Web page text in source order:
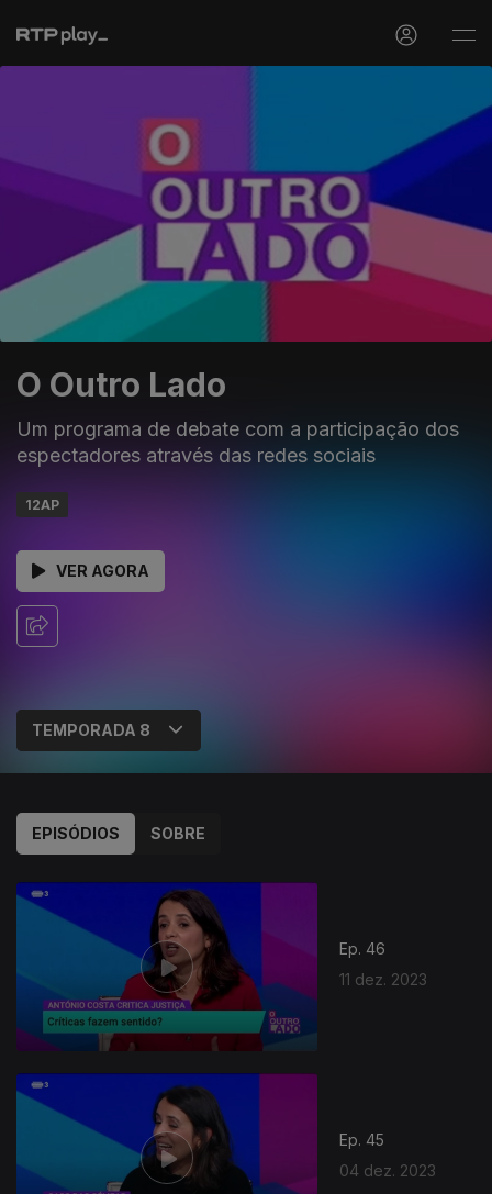
O Outro Lado
Um programa de debate com a participação dos
espectadores através das redes sociais
12AP
VER AGORA
EPISÓDIOS SOBRE
Ep. 46
11 dez. 2023
Ep. 45
04 dez. 2023